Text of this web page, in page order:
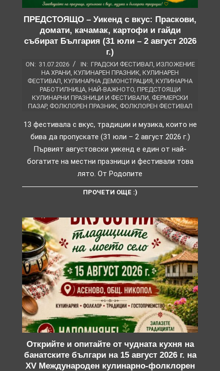
ПРЕДСТОЯЩО – Уикенд с вкус: Праскови,
домати, качамак, картофи и гайди
събират България (31 юли – 2 август 2026
г.)
ON: 31.07.2026 IN: ГРАДСКИ ФЕСТИВАЛ, ИЗЛОЖЕНИЕ
НА ХРАНИ, КУЛИНАРЕН ПРАЗНИК, КУЛИНАРЕН
ФЕСТИВАЛ, КУЛИНАРНА ДЕМОНСТРАЦИЯ, КУЛИНАРНА
РАБОТИЛНИЦА, НАЙ-ВАЖНОТО, ПРЕДСТОЯЩИ
КУЛИНАРНИ ПРАЗНИЦИ И ФЕСТИВАЛИ, ФЕРМЕРСКИ
ПАЗАР, ФОЛКЛОРЕН ПРАЗНИК, ФОЛКЛОРЕН ФЕСТИВАЛ
13 фестивала с вкус, традиции и музика, които не
бива да пропускате (31 юли – 2 август 2026 г.)
Първият августовски уикенд е един от най-
богатите на местни празници и фестивали това
лято. От Родопите
ПРОЧЕТИ ОЩЕ :)
Открийте и опитайте от чудната кухня на
банатските българи на 15 август 2026 г. на
XV Международен кулинарно-фолклорен